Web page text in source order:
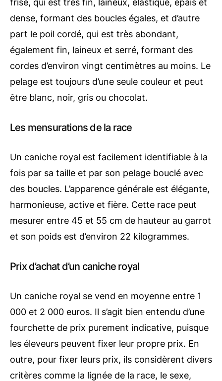
frisé, qui est très fin, laineux, élastique, épais et
dense, formant des boucles égales, et d’autre
part le poil cordé, qui est très abondant,
également fin, laineux et serré, formant des
cordes d’environ vingt centimètres au moins. Le
pelage est toujours d’une seule couleur et peut
être blanc, noir, gris ou chocolat.
Les mensurations de la race
Un caniche royal est facilement identifiable à la
fois par sa taille et par son pelage bouclé avec
des boucles. L’apparence générale est élégante,
harmonieuse, active et fière. Cette race peut
mesurer entre 45 et 55 cm de hauteur au garrot
et son poids est d’environ 22 kilogrammes.
Prix d’achat d’un caniche royal
Un caniche royal se vend en moyenne entre 1
000 et 2 000 euros. Il s’agit bien entendu d’une
fourchette de prix purement indicative, puisque
les éleveurs peuvent fixer leur propre prix. En
outre, pour fixer leurs prix, ils considèrent divers
critères comme la lignée de la race, le sexe,